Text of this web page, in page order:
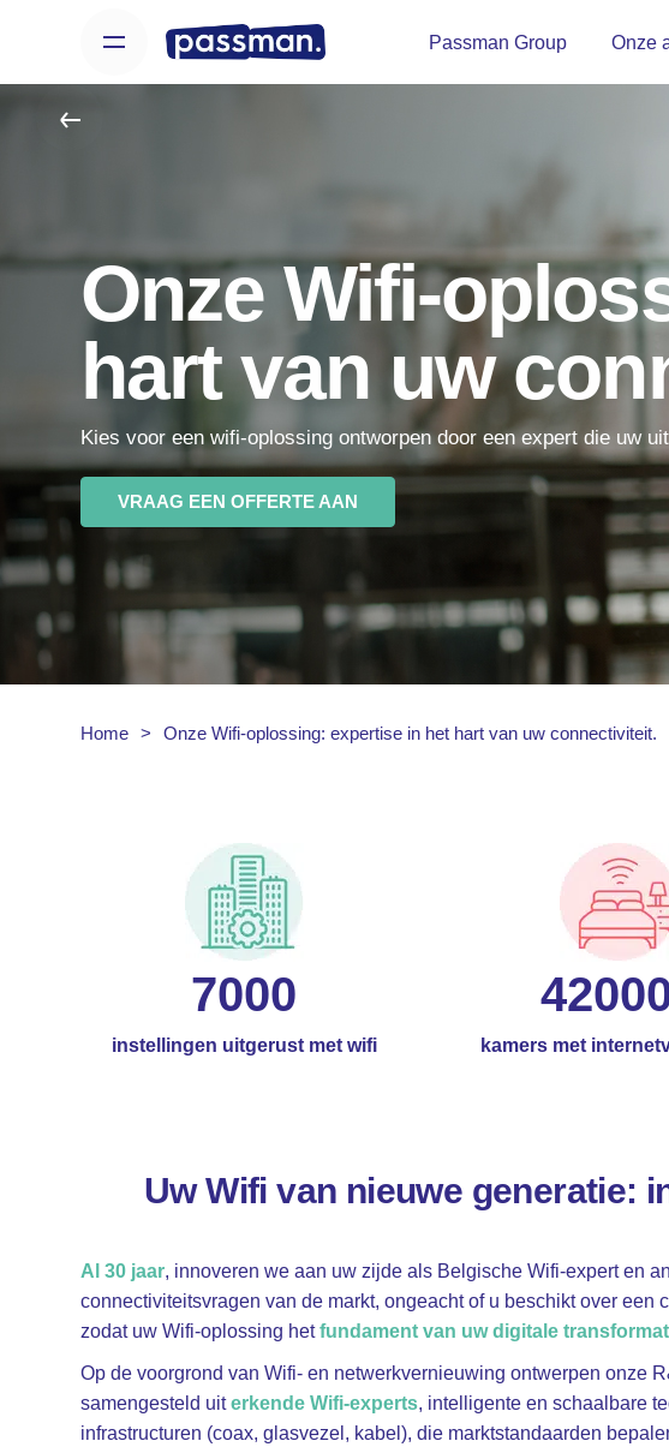
Passman Group Onze
Onze Wifi-
hart van uw
Kies voor een wifi-oplossing ontworpen door een expert die uw
VRAAG EEN OFFERTE AAN
Home > Onze Wifi-oplossing: expertise in het hart van uw connectiviteit.
7000
instellingen uitgerust met wifi kamers met
Uw Wifi van nieuwe generatie:
Al 30 jaar, innoveren we aan uw zijde als Belgische Wifi-expert en
connectiviteitsvragen van de markt, ongeacht of u beschikt over een
zodat uw Wifi-oplossing hetfundament van uw digitale
Op de voorgrond van Wifi- en netwerkvernieuwing ontwerpen onze
samengesteld uit erkende Wifi-experts, intelligente en schaalbare
infrastructuren (coax, glasvezel, kabel), die marktstandaarden